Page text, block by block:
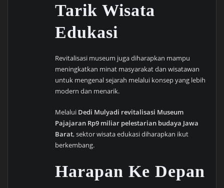
Tarik Wisata
Edukasi
Revitalisasi museum juga diharapkan mampu
meningkatkan minat masyarakat dan wisatawan
untuk mengenal sejarah melalui konsep yang lebih
modern dan menarik.
Melalui Dedi Mulyadi revitalisasi Museum
Pajajaran Rp9 miliar pelestarian budaya Jawa
Barat, sektor wisata edukasi diharapkan ikut
berkembang.
Harapan Ke Depan